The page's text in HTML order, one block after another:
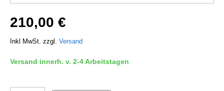
210,00 €
Inkl MwSt. zzgl. Versand
Versand innerh. v. 2-4 Arbeitstagen